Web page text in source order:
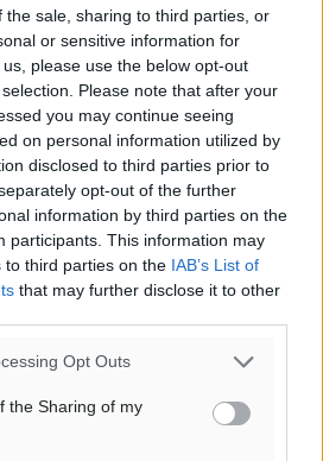
the sale, sharing to third parties, or
or sensitive information for
please use the below opt-out
Please note that after your
you may continue seeing
on personal information utilized by
disclosed to third parties prior to
opt-out of the further
information by third parties on the
participants. This information may
to third parties on the IAB’s List of
that may further disclose it to other
Opt Outs
the Sharing of my
Ελλάδα μικρότερη
με Σουηδία,
αναφέρθηκε ο